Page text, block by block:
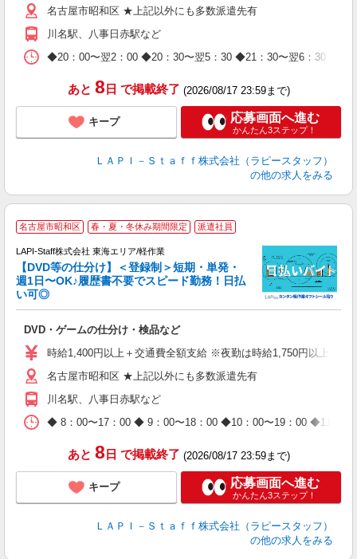
名古屋市昭和区 ★上記以外にも多数派遣先有
川名駅、八事日赤駅など
◆20：00〜翌2：00 ◆20：30〜翌5：30 ◆21：30〜翌6：30 ◆22
あと 8 日 で掲載終了 (2026/08/17 23:59まで)
キープ 応募画面へ進む
かんたん3ステップ！
ＬＡＰＩ－Ｓｔａｆｆ株式会社（ラピースタッフ）
の他の求人をみる
名古屋市昭和区 春・夏・冬休み期間限定 派遣社員
LAPI-Staff株式会社 東海エリア/軽作業
【DVD等の仕分け】＜登録制＞短期・単発・
週1日〜OK♪履歴書不要でスピード勤務！日払
い可◎
DVD・ゲームの仕分け・検品など
時給1,400円以上＋交通費全額支給 ※夜勤は時給1,750円以上（
名古屋市昭和区 ★上記以外にも多数派遣先有
川名駅、八事日赤駅など
◆ 8：00〜17：00 ◆ 9：00〜18：00 ◆10：00〜19：00 ◆11：00
あと 8 日 で掲載終了 (2026/08/17 23:59まで)
キープ 応募画面へ進む
かんたん3ステップ！
ＬＡＰＩ－Ｓｔａｆｆ株式会社（ラピースタッフ）
の他の求人をみる